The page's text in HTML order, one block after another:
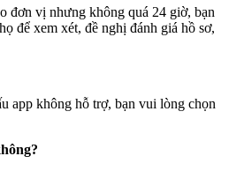
đơn vị nhưng không quá 24 giờ, bạn
để xem xét, đề nghị đánh giá hồ sơ,
app không hỗ trợ, bạn vui lòng chọn